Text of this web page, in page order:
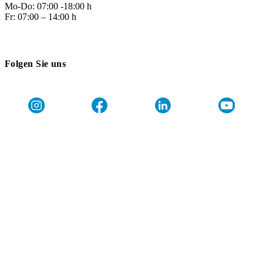
Mo-Do: 07:00 -18:00 h
Fr: 07:00 – 14:00 h
Folgen Sie uns